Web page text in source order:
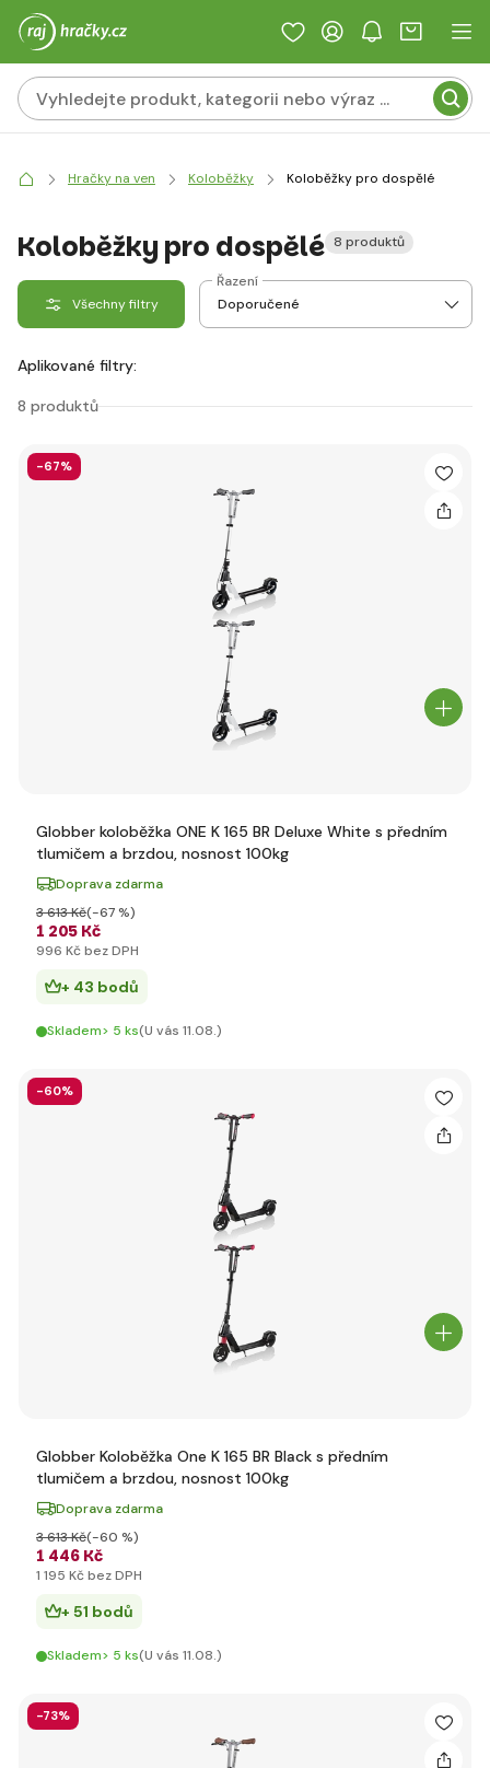
Hračky na ven Koloběžky Koloběžky pro dospělé
Koloběžky pro dospělé 8 produktů
Všechny filtry
Řazení
Aplikované filtry:
8 produktů
-67%
Globber koloběžka ONE K 165 BR Deluxe White s předním
tlumičem a brzdou, nosnost 100kg
Doprava zdarma
1 205 Kč
3 613 Kč(-67 %)
996 Kč bez DPH
+ 43 bodů
Skladem> 5 ks(U vás 11.08.)
-60%
Globber Koloběžka One K 165 BR Black s předním
tlumičem a brzdou, nosnost 100kg
Doprava zdarma
1 446 Kč
3 613 Kč(-60 %)
1 195 Kč bez DPH
+ 51 bodů
Skladem> 5 ks(U vás 11.08.)
-73%